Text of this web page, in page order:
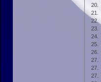
20.
21.
22.
23.
24.
25.
26.
27.
27.
27.